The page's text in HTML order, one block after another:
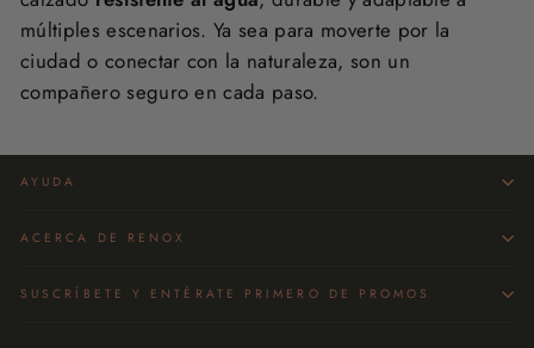
múltiples escenarios. Ya sea para moverte por la
ciudad o conectar con la naturaleza, son un
compañero seguro en cada paso.
AYUDA
ACERCA DE RENOX
SUSCRÍBETE Y ENTÉRATE PRIMERO DE PROMOS